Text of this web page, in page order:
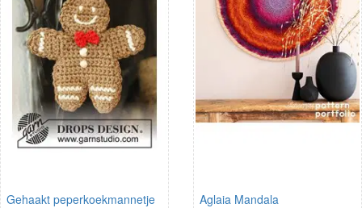
Gehaakt peperkoekmannetje Aglaia Mandala